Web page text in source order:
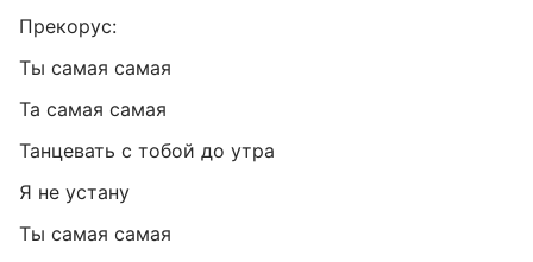
Прекорус:
Ты самая самая
Та самая самая
Танцевать с тобой до утра
Я не устану
Ты самая самая